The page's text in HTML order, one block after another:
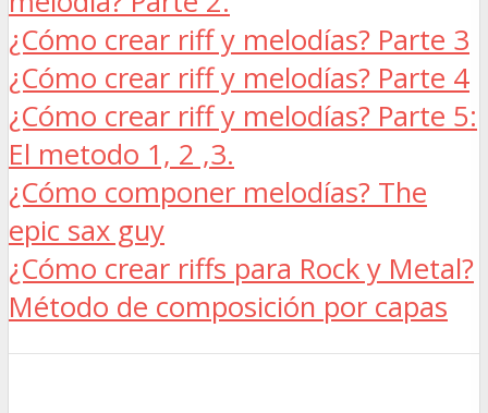
¿Cómo crear riff y melodías? Parte 3
¿Cómo crear riff y melodías? Parte 4
¿Cómo crear riff y melodías? Parte 5:
El metodo 1, 2 ,3.
¿Cómo componer melodías? The
epic sax guy
¿Cómo crear riffs para Rock y Metal?
Método de composición por capas